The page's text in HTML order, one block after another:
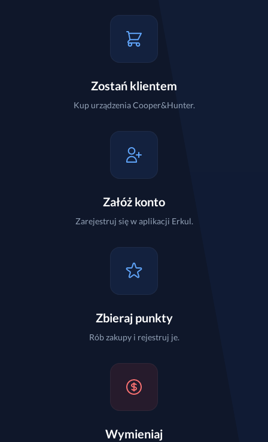
Zostań klientem
Kup urządzenia Cooper&Hunter.
Załóż konto
Zarejestruj się w aplikacji Erkul.
Zbieraj punkty
Rób zakupy i rejestruj je.
Wymieniaj